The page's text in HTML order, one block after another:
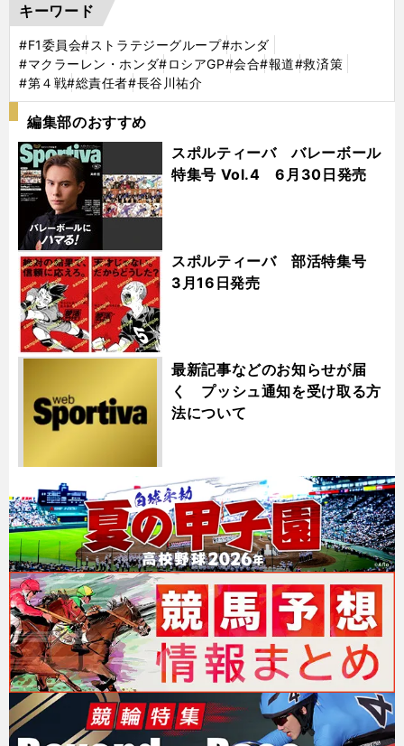
キーワード
#F1委員会#ストラテジーグループ#ホンダ
#マクラーレン・ホンダ#ロシアGP#会合#報道#救済策
#第４戦#総責任者#長谷川祐介
編集部のおすすめ
スポルティーバ バレーボール
特集号 Vol.4 6月30日発売
スポルティーバ 部活特集号
3月16日発売
最新記事などのお知らせが届
く プッシュ通知を受け取る方
法について